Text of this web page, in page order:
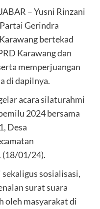
– Yusni Rinzani
Gerindra
bertekad
Karawang dan
memperjuangan
di dapilnya.
acara silaturahmi
2024 bersama
Desa
(18/01/24).
sosialisasi,
surat suara
oleh masyarakat di